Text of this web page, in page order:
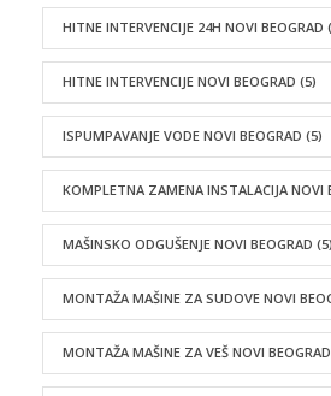
HITNE INTERVENCIJE 24H NOVI BEOGRAD
HITNE INTERVENCIJE NOVI BEOGRAD (5)
ISPUMPAVANJE VODE NOVI BEOGRAD (5)
KOMPLETNA ZAMENA INSTALACIJA NOVI
MAŠINSKO ODGUŠENJE NOVI BEOGRAD (5)
MONTAŽA MAŠINE ZA SUDOVE NOVI
MONTAŽA MAŠINE ZA VEŠ NOVI BEOGRAD